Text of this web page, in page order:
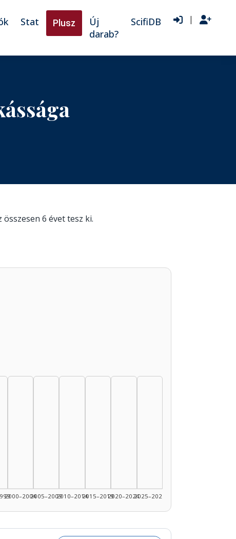
Stat Plusz
Új
darab?
ScifiDB |
összesen 6 évet tesz ki.
2000–20042005–20092010–20142015–20192020–20242025–2026